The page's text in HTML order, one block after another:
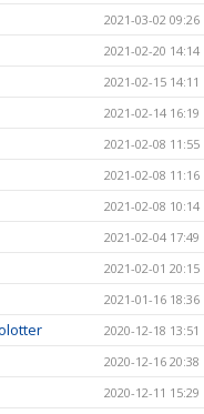
2021-03-02 09:26
2021-02-20 14:14
2021-02-15 14:11
2021-02-14 16:19
2021-02-08 11:55
2021-02-08 11:16
2021-02-08 10:14
2021-02-04 17:49
2021-02-01 20:15
2021-01-16 18:36
2020-12-18 13:51
2020-12-16 20:38
2020-12-11 15:29